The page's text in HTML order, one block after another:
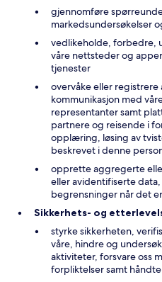
gjennomføre
markedsundersøkelser
vedlikeholde, forbedre,
våre nettsteder og
tjenester
overvåke eller
kommunikasjon med
representanter samt
partnere og reisende i
opplæring, løsing av
beskrevet i denne
opprette aggregerte
eller avidentifiserte
begrensninger når det
Sikkerhets- og
styrke sikkerheten,
våre, hindre og
aktiviteter, forsvare oss
forpliktelser samt